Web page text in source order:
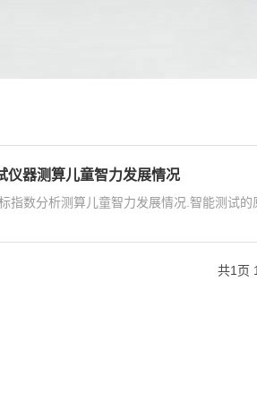
仪器测算儿童智力发展情况
指数分析测算儿童智力发展情况.智能测试
共1 页 1